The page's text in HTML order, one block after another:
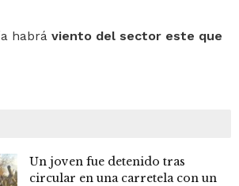
habrá viento del sector este que
Un joven fue detenido tras
circular en una carretela con un